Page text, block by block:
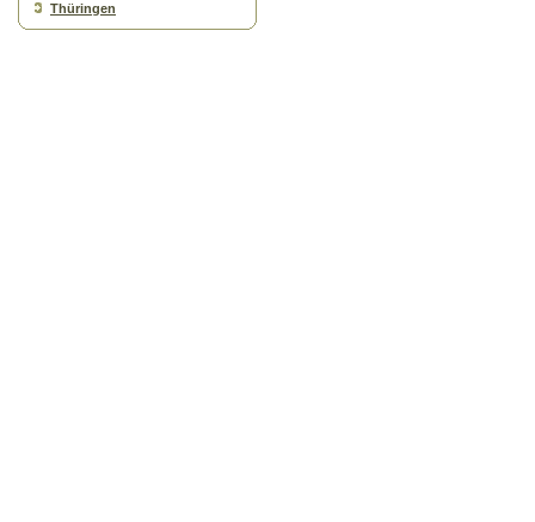
Thüringen